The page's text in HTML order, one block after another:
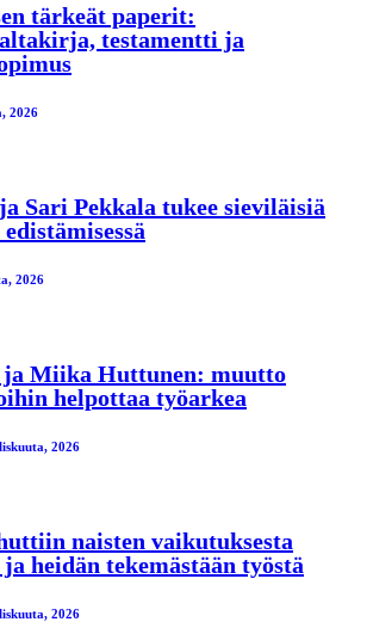
tärkeät paperit:
testamentti ja
2026
Sari Pekkala tukee sieviläisiä
2026
Miika Huttunen: muutto
helpottaa työarkea
2026
naisten vaikutuksesta
heidän tekemästään työstä
2026